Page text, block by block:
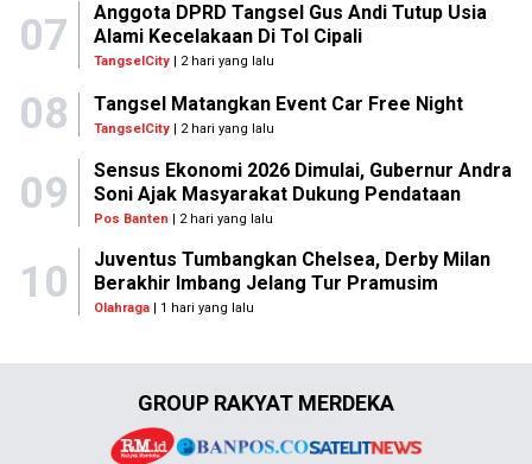
07
Anggota DPRD Tangsel Gus Andi Tutup Usia
Alami Kecelakaan Di Tol Cipali
TangselCity| 2 hari yang lalu
08 Tangsel Matangkan Event Car Free Night
TangselCity | 2 hari yang lalu
09
Sensus Ekonomi 2026 Dimulai, Gubernur Andra
Soni Ajak Masyarakat Dukung Pendataan
Pos Banten | 2 hari yang lalu
10
Juventus Tumbangkan Chelsea, Derby Milan
Berakhir Imbang Jelang Tur Pramusim
Olahraga| 1 hari yang lalu
GROUP RAKYAT MERDEKA